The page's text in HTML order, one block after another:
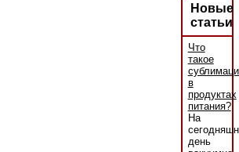
Новые
статьи
Что
такое
в
продуктах
питания?
На
день